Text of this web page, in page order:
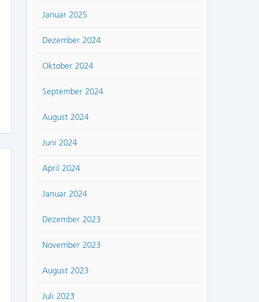
Januar 2025
Dezember 2024
Oktober 2024
September 2024
August 2024
Juni 2024
April 2024
Januar 2024
Dezember 2023
November 2023
August 2023
Juli 2023